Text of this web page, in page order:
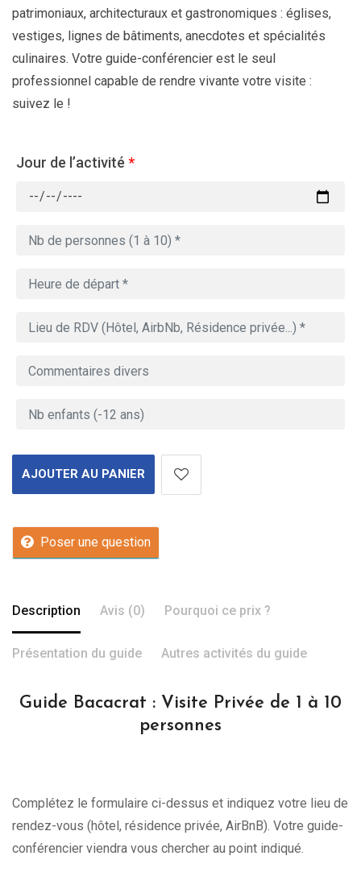
patrimoniaux, architecturaux et gastronomiques : églises,
vestiges, lignes de bâtiments, anecdotes et spécialités
culinaires. Votre guide-conférencier est le seul
professionnel capable de rendre vivante votre visite :
suivez le !
Jour de l’activité *
AJOUTER AU PANIER
Poser une question
Description Avis (0) Pourquoi ce prix ?
Présentation du guide Autres activités du guide
Guide Bacacrat : Visite Privée de 1 à 10
personnes
Complétez le formulaire ci-dessus et indiquez votre lieu de
rendez-vous (hôtel, résidence privée, AirBnB). Votre guide-
conférencier viendra vous chercher au point indiqué.